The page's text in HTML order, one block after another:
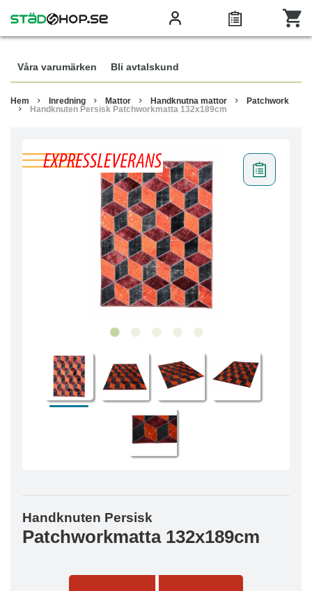
Våra varumärken Bli avtalskund
Hem Inredning Mattor Handknutna mattor
Patchwork
Handknuten Persisk Patchworkmatta 132x189cm
Handknuten Persisk
Patchworkmatta 132x189cm